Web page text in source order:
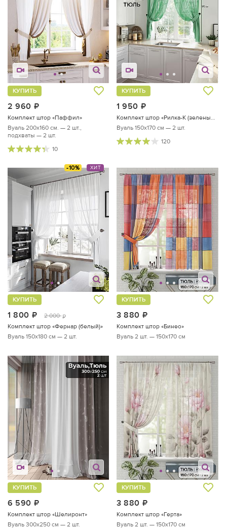
2 960
КУПИТЬ
Комплект штор «Паффил»
Вуаль 200х160 см. — 2 шт.,
подхваты — 2 шт.
10
1 950
КУПИТЬ
Комплект штор «Рилка-К (зеленый)»
Вуаль 150х170 см — 2 шт.
120
-10% ХИТ
1 800 руб.
2 000 руб.
КУПИТЬ
Комплект штор «Фернар (белый)»
Вуаль 150х180 см — 2 шт.
3 880
КУПИТЬ
Комплект штор «Бинео»
Вуаль 2 шт. — 150х170 см
6 590
КУПИТЬ
Комплект штор «Шелиронт»
Вуаль 300х250 см — 2 шт.
3 880
КУПИТЬ
Комплект штор «Герта»
Вуаль 2 шт. — 150х170 см